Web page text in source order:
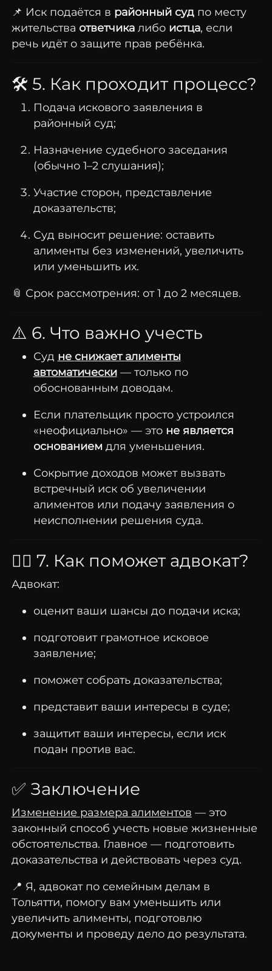
📌 Иск подаётся в районный суд по месту
жительства ответчика либо истца, если
речь идёт о защите прав ребёнка.
🛠 5. Как проходит процесс?
Подача искового заявления в
районный суд;
Назначение судебного заседания
(обычно 1–2 слушания);
Участие сторон, представление
доказательств;
Суд выносит решение: оставить
алименты без изменений, увеличить
или уменьшить их.
📎 Срок рассмотрения: от1 до 2 месяцев.
⚠️ 6. Что важно учесть
Суд не снижаеталименты
автоматически— только по
обоснованным доводам.
Если плательщик просто устроился
«неофициально» — это не является
основанием для уменьшения.
Сокрытие доходов может вызвать
встречный иск об увеличении
алиментов или подачу заявления о
неисполнении решения суда.
👨‍⚖️ 7. Как поможет адвокат?
Адвокат:
оценит ваши шансы до подачи иска;
подготовит грамотное исковое
заявление;
поможет собрать доказательства;
представит ваши интересы в суде;
защитит ваши интересы, если иск
подан против вас.
✅ Заключение
Изменение размера алиментов — это
законный способ учесть новые жизненные
обстоятельства. Главное — подготовить
доказательства и действовать через суд.
📍 Я, адвокат по семейным делам в
Тольятти, помогу вам уменьшить или
увеличить алименты, подготовлю
документы и проведу дело до результата.